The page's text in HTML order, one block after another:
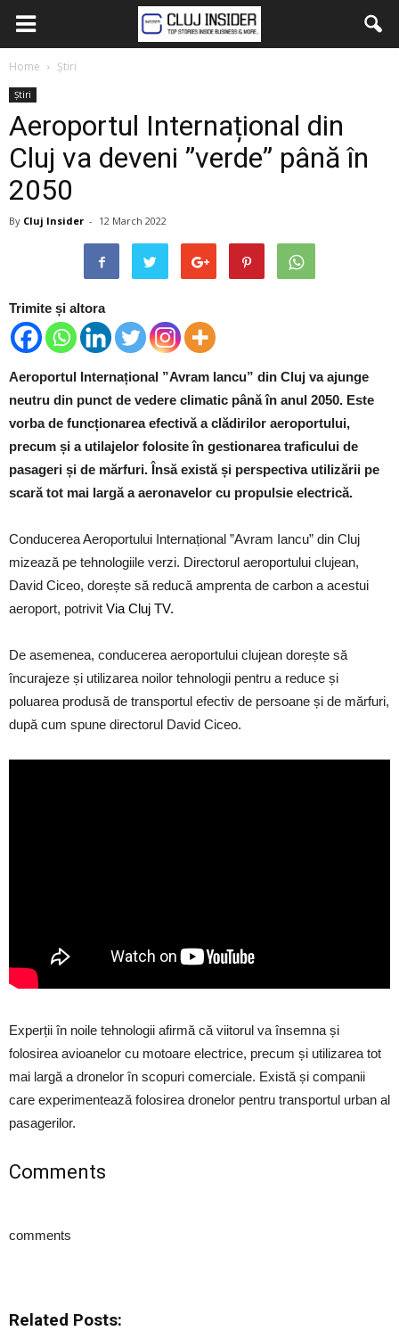
Home Știri
Știri
Aeroportul Internațional din
Cluj va deveni ”verde” până în
2050
By Cluj Insider - 12 March 2022
Trimite și altora
Aeroportul Internațional ”Avram Iancu” din Cluj va ajunge
neutru din punct de vedere climatic până în anul 2050. Este
vorba de funcționarea efectivă a clădirilor aeroportului,
precum și a utilajelor folosite în gestionarea traficului de
pasageri și de mărfuri. Însă există și perspectiva utilizării pe
scară tot mai largă a aeronavelor cu propulsie electrică.
Conducerea Aeroportului Internațional ”Avram Iancu” din Cluj
mizează pe tehnologiile verzi. Directorul aeroportului clujean,
David Ciceo, dorește să reducă amprenta de carbon a acestui
aeroport, potrivit Via Cluj TV.
De asemenea, conducerea aeroportului clujean dorește să
încurajeze și utilizarea noilor tehnologii pentru a reduce și
poluarea produsă de transportul efectiv de persoane și de mărfuri,
după cum spune directorul David Ciceo.
Experții în noile tehnologii afirmă că viitorul va însemna și
folosirea avioanelor cu motoare electrice, precum și utilizarea tot
mai largă a dronelor în scopuri comerciale. Există și companii
care experimentează folosirea dronelor pentru transportul urban al
pasagerilor.
Comments
comments
Related Posts: